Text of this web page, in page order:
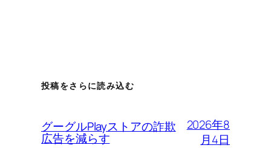
投稿をさらに読み込む
グーグルPlayストアの詐欺
広告を減らす
2026年8
月4日